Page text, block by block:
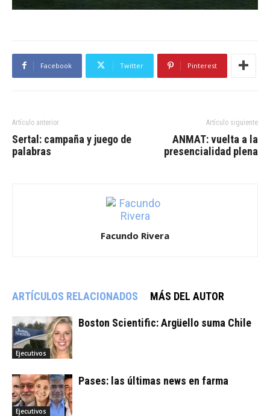
Facebook Twitter Pinterest
Artículo anterior
Sertal: campaña y juego de
palabras
Artículo siguiente
ANMAT: vuelta a la
presencialidad plena
Facundo Rivera
ARTÍCULOS RELACIONADOS MÁS DEL AUTOR
Ejecutivos
Boston Scientific: Argüello suma Chile
Ejecutivos
Pases: las últimas news en farma